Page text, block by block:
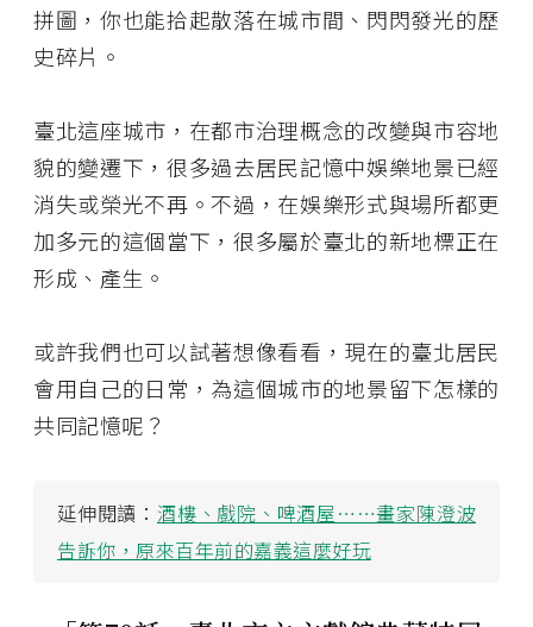
拼圖，你也能拾起散落在城市間、閃閃發光的歷
史碎片。
臺北這座城市，在都市治理概念的改變與市容地
貌的變遷下，很多過去居民記憶中娛樂地景已經
消失或榮光不再。不過，在娛樂形式與場所都更
加多元的這個當下，很多屬於臺北的新地標正在
形成、產生。
或許我們也可以試著想像看看，現在的臺北居民
會用自己的日常，為這個城市的地景留下怎樣的
共同記憶呢？
延伸閱讀： 酒樓、戲院、啤酒屋……畫家陳澄波
告訴你，原來百年前的嘉義這麼好玩